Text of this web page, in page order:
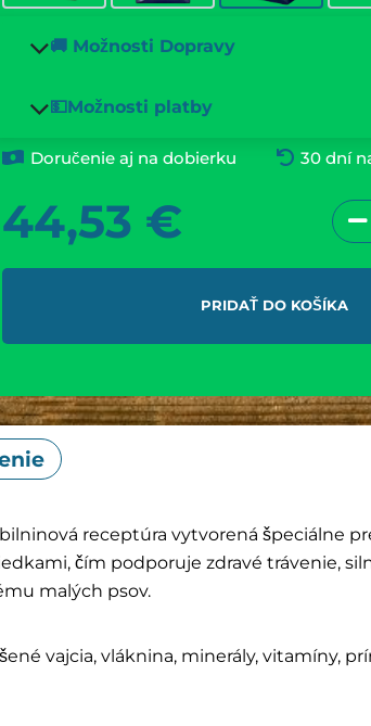
🚚 Možnosti Dopravy
💵Možnosti platby
Doručenie aj na dobierku 30 dní
44,53 €
PRIDAŤ DO KOŠÍKA
receptúra vytvorená špeciálne
čím podporuje zdravé trávenie,
malých psov.
vajcia, vláknina, minerály, vitamíny,